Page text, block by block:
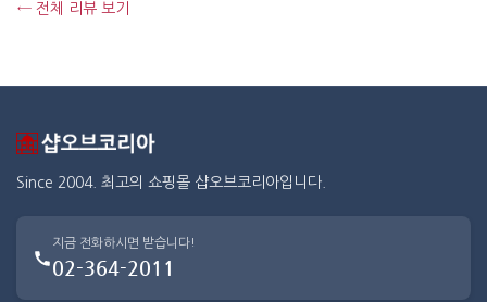
← 전체 리뷰 보기
Since 2004. 최고의 쇼핑몰 샵오브코리아입니다.
지금 전화하시면 받습니다!
02-364-2011